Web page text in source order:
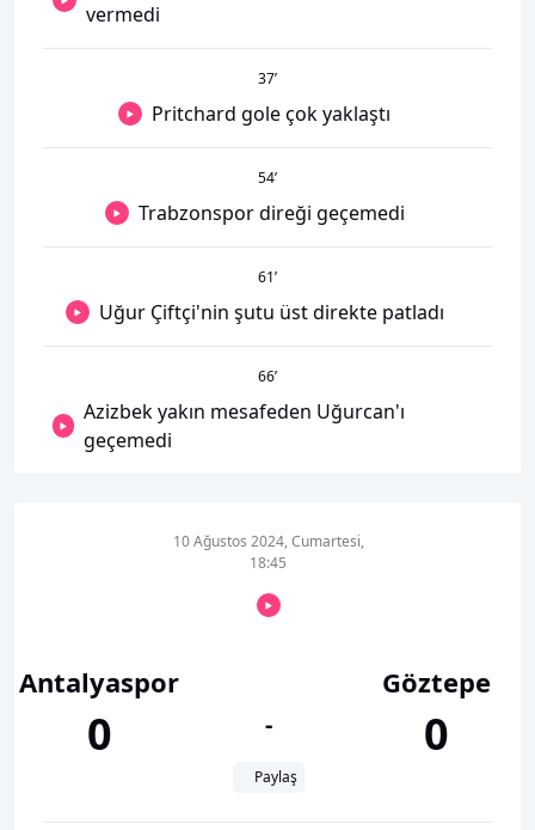
vermedi
37’
Pritchard gole çok yaklaştı
54’
Trabzonspor direği geçemedi
61’
Uğur Çiftçi'nin şutu üst direkte patladı
66’
Azizbek yakın mesafeden Uğurcan'ı
geçemedi
Antalyaspor
0
10 Ağustos 2024, Cumartesi,
18:45
-
Paylaş
Göztepe
0